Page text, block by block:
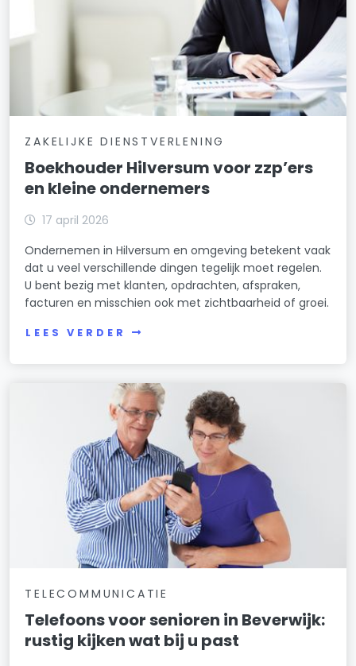
ZAKELIJKE DIENSTVERLENING
Boekhouder Hilversum voor zzp’ers
en kleine ondernemers
17 april 2026
Ondernemen in Hilversum en omgeving betekent vaak
dat u veel verschillende dingen tegelijk moet regelen.
U bent bezig met klanten, opdrachten, afspraken,
facturen en misschien ook met zichtbaarheid of groei.
LEES VERDER
TELECOMMUNICATIE
Telefoons voor senioren in Beverwijk:
rustig kijken wat bij u past